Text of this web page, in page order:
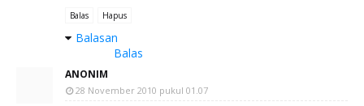
Balas Hapus
Balasan
Balas
ANONIM
28 November 2010 pukul 01.07